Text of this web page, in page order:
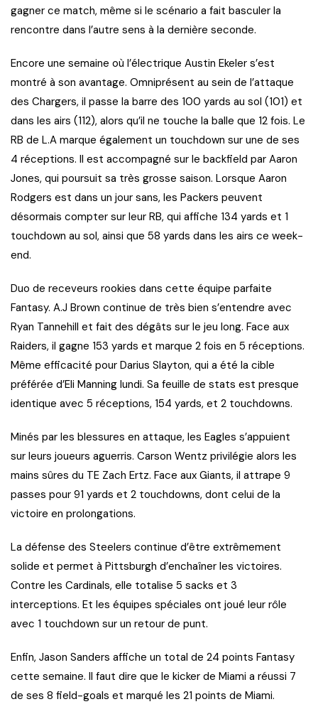
gagner ce match, même si le scénario a fait basculer la
rencontre dans l’autre sens à la dernière seconde.
Encore une semaine où l’électrique Austin Ekeler s’est
montré à son avantage. Omniprésent au sein de l’attaque
des Chargers, il passe la barre des 100 yards au sol (101) et
dans les airs (112), alors qu’il ne touche la balle que 12 fois. Le
RB de L.A marque également un touchdown sur une de ses
4 réceptions. Il est accompagné sur le backfield par Aaron
Jones, qui poursuit sa très grosse saison. Lorsque Aaron
Rodgers est dans un jour sans, les Packers peuvent
désormais compter sur leur RB, qui affiche 134 yards et 1
touchdown au sol, ainsi que 58 yards dans les airs ce week-
end.
Duo de receveurs rookies dans cette équipe parfaite
Fantasy. A.J Brown continue de très bien s’entendre avec
Ryan Tannehill et fait des dégâts sur le jeu long. Face aux
Raiders, il gagne 153 yards et marque 2 fois en 5 réceptions.
Même efficacité pour Darius Slayton, qui a été la cible
préférée d’Eli Manning lundi. Sa feuille de stats est presque
identique avec 5 réceptions, 154 yards, et 2 touchdowns.
Minés par les blessures en attaque, les Eagles s’appuient
sur leurs joueurs aguerris. Carson Wentz privilégie alors les
mains sûres du TE Zach Ertz. Face aux Giants, il attrape 9
passes pour 91 yards et 2 touchdowns, dont celui de la
victoire en prolongations.
La défense des Steelers continue d’être extrêmement
solide et permet à Pittsburgh d’enchaîner les victoires.
Contre les Cardinals, elle totalise 5 sacks et 3
interceptions. Et les équipes spéciales ont joué leur rôle
avec 1 touchdown sur un retour de punt.
Enfin, Jason Sanders affiche un total de 24 points Fantasy
cette semaine. Il faut dire que le kicker de Miami a réussi 7
de ses 8 field-goals et marqué les 21 points de Miami.